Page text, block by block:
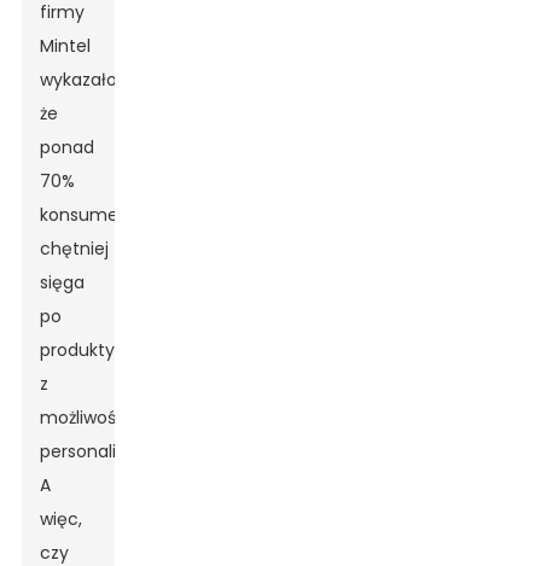
firmy
Mintel
wykazało,
że
ponad
70%
konsumentów
chętniej
sięga
po
produkty
z
możliwością
personalizacji.
A
więc,
czy